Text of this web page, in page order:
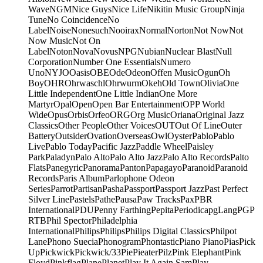
WaveNGMNice GuysNice LifeNikitin Music GroupNinja
TuneNo CoincidenceNo
LabelNoiseNonesuchNooiraxNormalNortonNot NowNot
Now MusicNot On
LabelNotonNovaNovusNPGNubianNuclear BlastNull
CorporationNumber One EssentialsNumero
UnoNYJOOasisOBEOdeOdeonOffen MusicOgunOh
BoyOHROhrwaschlOhrwurmOkehOld TownOliviaOne
Little IndependentOne Little IndianOne More
MartyrOpalOpenOpen Bar EntertainmentOPP World
WideOpusOrbisOrfeoORGOrg MusicOrianaOriginal Jazz
ClassicsOther PeopleOther VoicesOUTOut Of LineOuter
BatteryOutsiderOvationOverseasOwlOysterPabloPablo
LivePablo TodayPacific JazzPaddle WheelPaisley
ParkPaladynPalo AltoPalo Alto JazzPalo Alto RecordsPalto
FlatsPanegyricPanoramaPantonPapagayoParanoidParanoid
RecordsParis AlbumParlophone Odeon
SeriesParrotPartisanPashaPassportPassport JazzPast Perfect
Silver LinePastelsPathePausaPaw TracksPaxPBR
InternationalPDUPenny FarthingPepitaPeriodicapgLangPGP
RTBPhil SpectorPhiladelphia
InternationalPhilipsPhilipsPhilips Digital ClassicsPhilpot
LanePhono SueciaPhonogramPhontasticPiano PianoPiasPick
UpPickwickPickwick/33PiePieaterPilzPink ElephantPink